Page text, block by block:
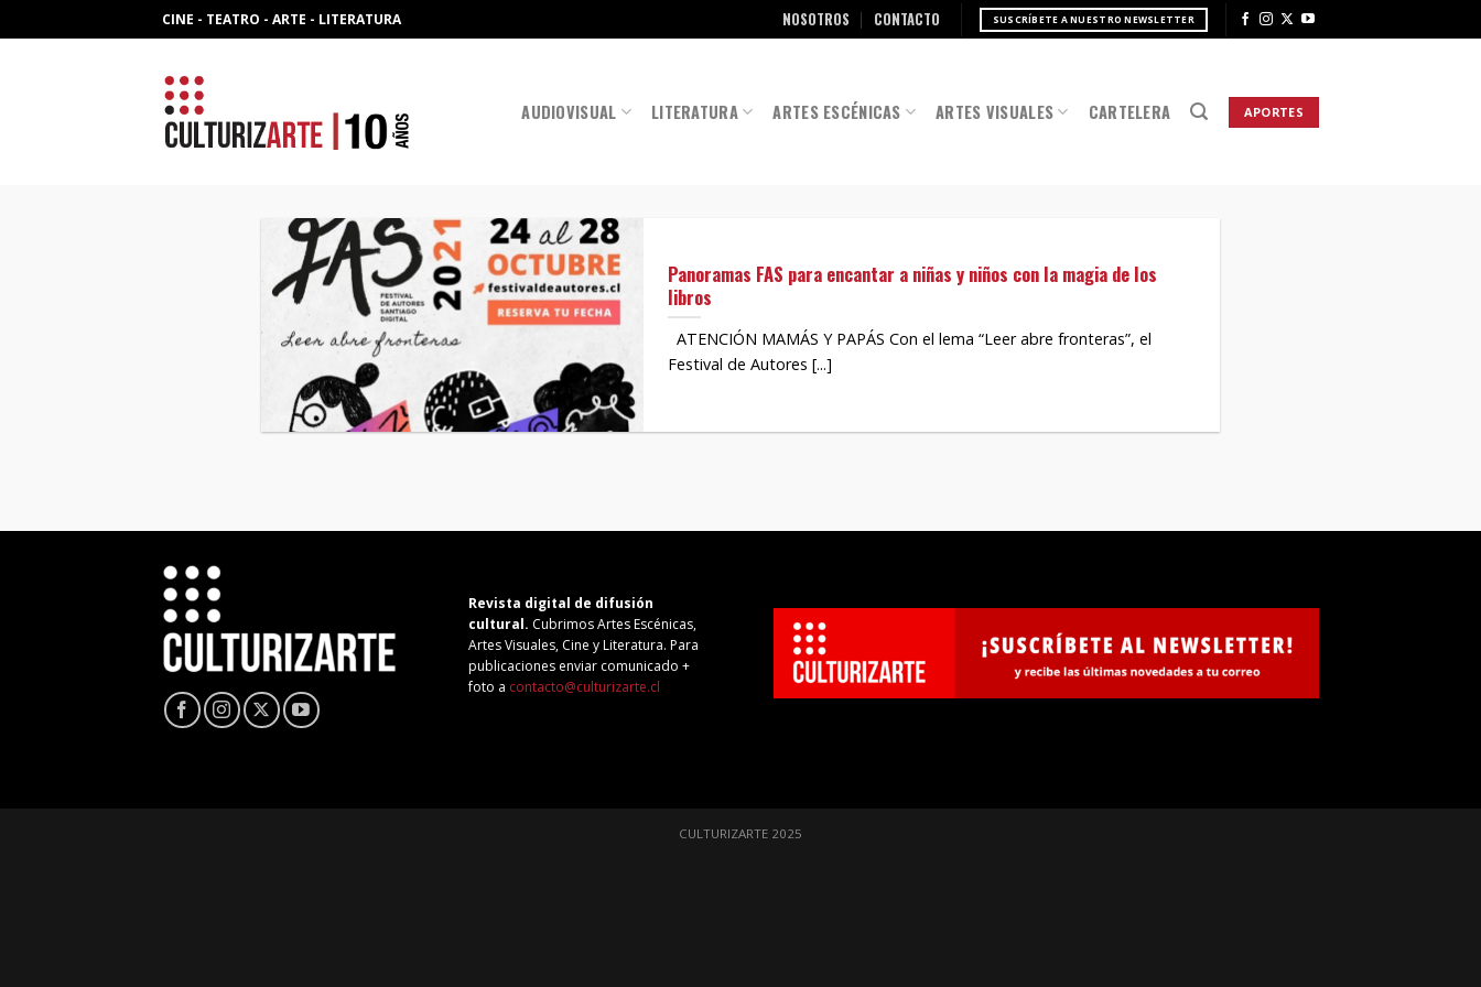
to
CINE - TEATRO - ARTE - LITERATURA NOSOTROS CONTACTO SUSCRÍBETE A NUESTRO NEWSLETTER
AUDIOVISUAL LITERATURA ARTES ESCÉNICAS ARTES VISUALES CARTELERA APORTES
Panoramas FAS para encantar a niñas y niños con la magia de los
libros
ATENCIÓN MAMÁS Y PAPÁS Con el lema “Leer abre fronteras”, el
Festival de Autores [...]
Revista digital de difusión
cultural. Cubrimos Artes Escénicas,
Artes Visuales, Cine y Literatura. Para
publicaciones enviar comunicado +
foto a contacto@culturizarte.cl
CULTURIZARTE 2025